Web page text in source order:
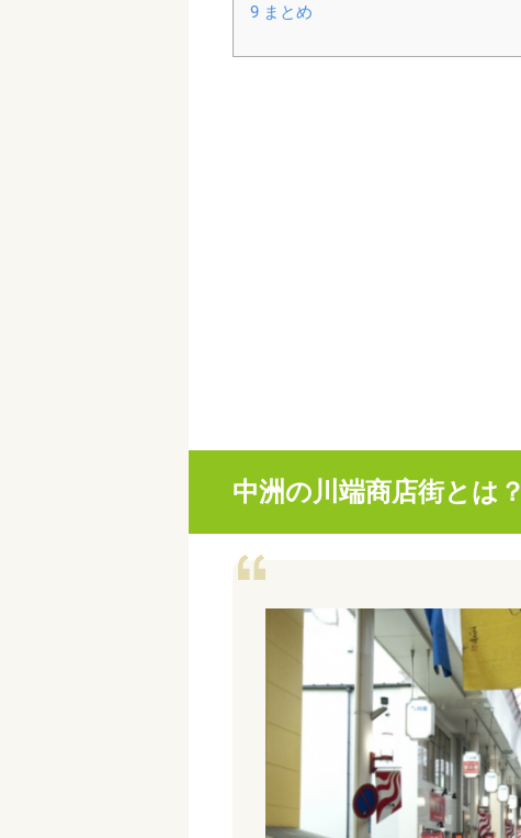
9まとめ
中洲の川端商店街とは？